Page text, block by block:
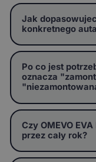
Jak
konkretnego
Po co jest
oznacza
Czy OMEVO
przez cały rok?